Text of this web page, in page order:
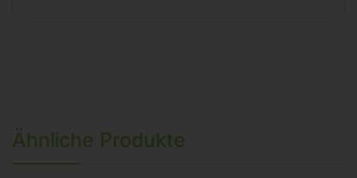
Ähnliche Produkte